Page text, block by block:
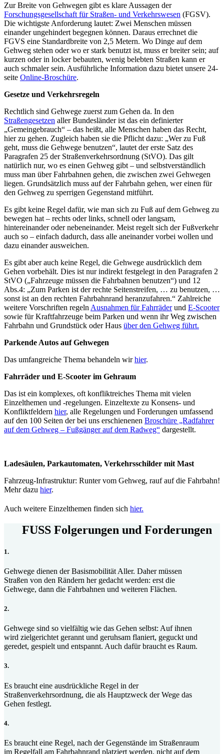
Zur Breite von Gehwegen gibt es klare Aussagen der
Forschungsgesellschaft für Straßen- und Verkehrswesen (FGSV).
Die wichtigste Anforderung lautet: Zwei Menschen müssen
einander ungehindert begegnen können. Daraus errechnet die
FGVS eine Standardbreite von 2,5 Metern. Wo Dinge auf dem
Gehweg stehen oder wo er stark benutzt ist, muss er breiter sein; auf
kurzen oder in locker bebauten, wenig belebten Straßen kann er
auch schmaler sein. Ausführliche Information dazu bietet unsere 24-
seite Online-Broschüre.
Gesetze und Verkehrsregeln
Rechtlich sind Gehwege zuerst zum Gehen da. In den
Straßengesetzen aller Bundesländer ist das ein definierter
„Gemeingebrauch“ – das heißt, alle Menschen haben das Recht,
hier zu gehen. Zugleich haben sie die Pflicht dazu: „Wer zu Fuß
geht, muss die Gehwege benutzen“, lautet der erste Satz des
Paragrafen 25 der Straßenverkehrsordnung (StVO). Das gilt
natürlich nur, wo es einen Gehweg gibt – und selbstverständlich
muss man über Fahrbahnen gehen, die zwischen zwei Gehwegen
liegen. Grundsätzlich muss auf der Fahrbahn gehen, wer einen für
den Gehweg zu sperrigen Gegenstand mitführt.
Es gibt keine Regel dafür, wie man sich zu Fuß auf dem Gehweg zu
bewegen hat – rechts oder links, schnell oder langsam,
hintereinander oder nebeneinander. Meist regelt sich der Fußverkehr
auch so – einfach dadurch, dass alle aneinander vorbei wollen und
dazu einander ausweichen.
Es gibt aber auch keine Regel, die Gehwege ausdrücklich dem
Gehen vorbehält. Dies ist nur indirekt festgelegt in den Paragrafen 2
StVO („Fahrzeuge müssen die Fahrbahnen benutzen“) und 12
Abs.4: „Zum Parken ist der rechte Seitenstreifen, … zu benutzen, …
sonst ist an den rechten Fahrbahnrand heranzufahren.“ Zahlreiche
weitere Vorschriften regeln Ausnahmen für Fahrräderund E-Scooter
sowie für Kraftfahrzeuge beim Parken und wenn ihr Weg zwischen
Fahrbahn und Grundstück oder Haus über den Gehweg führt.
Parkende Autos auf Gehwegen
Das umfangreiche Thema behandeln wirhier.
Fahrräder und E-Scooter im Gehraum
Das ist ein komplexes, oft konfliktreiches Thema mit vielen
Einzelthemen und -regelungen. Einzeltexte zu Konsens- und
Konfliktfeldern hier, alle Regelungen und Forderungen umfassend
auf den 100 Seiten der bei uns erschienenen Broschüre „Radfahrer
auf dem Gehweg – Fußgänger auf dem Radweg“ dargestellt.
Ladesäulen, Parkautomaten, Verkehrsschilder mit Mast
Fahrzeug-Infrastruktur: Runter vom Gehweg, rauf auf die Fahrbahn!
Mehr dazu hier.
Auch weitere Einzelthemen finden sich hier.
FUSS Folgerungen und Forderungen
1.
Gehwege dienen der Basismobilität Aller. Daher müssen
Straßen von den Rändern her gedacht werden: erst die
Gehwege, dann die Fahrbahnen und weiteren Flächen.
2.
Gehwege sind so vielfältig wie das Gehen selbst: Auf ihnen
wird zielgerichtet gerannt und geruhsam flaniert, geguckt und
geredet, gespielt und entspannt. Auch dafür braucht es Raum.
3.
Es braucht eine ausdrückliche Regel in der
Straßenverkehrsordnung, die als Hauptzweck der Wege das
Gehen festlegt.
4.
Es braucht eine Regel, nach der Gegenstände im Straßenraum
im Regelfall am Fahrbahnrand platziert werden, nicht auf dem